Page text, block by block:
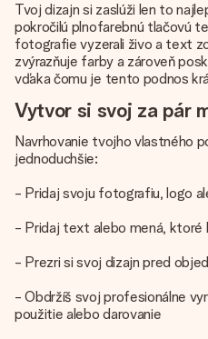
Tvoj dizajn si zaslúži len to
pokročilú plnofarebnú tlačovú
fotografie vyzerali živo a text
zvýrazňuje farby a zároveň
vďaka čomu je tento podnos
Vytvor si svoj za pár
Navrhovanie tvojho vlastného
jednoduchšie:
- Pridaj svoju fotografiu, logo
- Pridaj text alebo mená, ktoré
- Prezri si svoj dizajn pred
- Obdržíš svoj profesionálne
použitie alebo darovanie